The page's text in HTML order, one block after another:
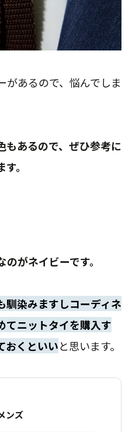
があるので、悩んでしま
もあるので、ぜひ参考に
。
がネイビーです。
馴染みますしコーディネ
てニットタイを購入す
おくといいと思います。
ンズ